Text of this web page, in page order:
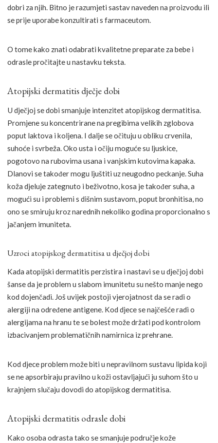
dobri za njih. Bitno je razumjeti sastav naveden na proizvodu ili
se prije uporabe konzultirati s farmaceutom.
O tome kako znati odabrati kvalitetne preparate za bebe i
odrasle pročitajte u nastavku teksta.
Atopijski dermatitis dječje dobi
U dječjoj se dobi smanjuje intenzitet atopijskog dermatitisa.
Promjene su koncentrirane na pregibima velikih zglobova
poput laktova i koljena. I dalje se očituju u obliku crvenila,
suhoće i svrbeža. Oko usta i očiju moguće su ljuskice,
pogotovo na rubovima usana i vanjskim kutovima kapaka.
Dlanovi se također mogu ljuštiti uz neugodno peckanje. Suha
koža djeluje zategnuto i beživotno, kosa je također suha, a
mogući su i problemi s dišnim sustavom, poput bronhitisa, no
ono se smiruju kroz narednih nekoliko godina proporcionalno s
jačanjem imuniteta.
Uzroci atopijskog dermatitisa u dječjoj dobi
Kada atopijski dermatitis perzistira i nastavi se u dječjoj dobi
šanse da je problem u slabom imunitetu su nešto manje nego
kod dojenčadi. Još uvijek postoji vjerojatnost da se radi o
alergiji na određene antigene. Kod djece se najčešće radi o
alergijama na hranu te se bolest može držati pod kontrolom
izbacivanjem problematičnih namirnica iz prehrane.
Kod djece problem može biti u nepravilnom sustavu lipida koji
se ne apsorbiraju pravilno u koži ostavljajući ju suhom što u
krajnjem slučaju dovodi do atopijskog dermatitisa.
Atopijski dermatitis odrasle dobi
Kako osoba odrasta tako se smanjuje područje kože